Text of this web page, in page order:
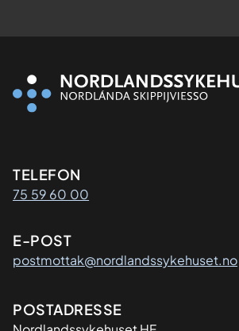
Kontaktinformasjon
TELEFON
75 59 60 00
E-POST
postmottak@nordlandssykehuset.no
Adresse
POSTADRESSE